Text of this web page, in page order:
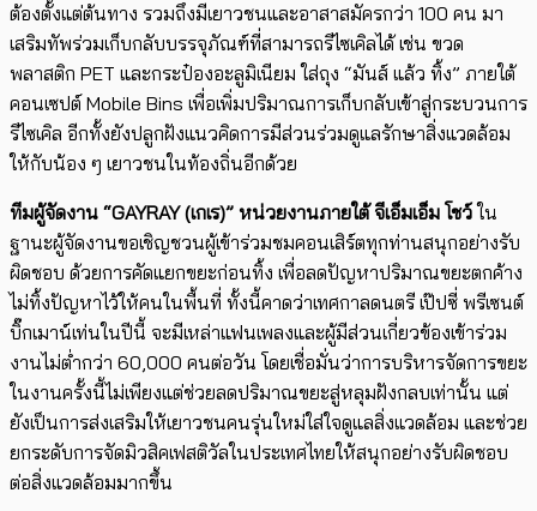
ต้องตั้งแต่ต้นทาง รวมถึงมีเยาวชนและอาสาสมัครกว่า 100 คน มา
เสริมทัพร่วมเก็บกลับบรรจุภัณฑ์ที่สามารถรีไซเคิลได้ เช่น ขวด
พลาสติก PET และกระป๋องอะลูมิเนียม ใส่ถุง “มันส์ แล้ว ทิ้ง” ภายใต้
คอนเซปต์ Mobile Bins เพื่อเพิ่มปริมาณการเก็บกลับเข้าสู่กระบวนการ
รีไซเคิล อีกทั้งยังปลูกฝังแนวคิดการมีส่วนร่วมดูแลรักษาสิ่งแวดล้อม
ให้กับน้อง ๆ เยาวชนในท้องถิ่นอีกด้วย
ทีมผู้จัดงาน “GAYRAY (เกเร)” หน่วยงานภายใต้ จีเอ็มเอ็ม โชว์ใน
ฐานะผู้จัดงานขอเชิญชวนผู้เข้าร่วมชมคอนเสิร์ตทุกท่านสนุกอย่างรับ
ผิดชอบ ด้วยการคัดแยกขยะก่อนทิ้ง เพื่อลดปัญหาปริมาณขยะตกค้าง
ไม่ทิ้งปัญหาไว้ให้คนในพื้นที่ ทั้งนี้คาดว่าเทศกาลดนตรี เป๊ปซี่ พรีเซนต์
บิ๊กเมาน์เท่นในปีนี้ จะมีเหล่าแฟนเพลงและผู้มีส่วนเกี่ยวข้องเข้าร่วม
งานไม่ต่ำกว่า 60,000 คนต่อวัน โดยเชื่อมั่นว่าการบริหารจัดการขยะ
ในงานครั้งนี้ไม่เพียงแต่ช่วยลดปริมาณขยะสู่หลุมฝังกลบเท่านั้น แต่
ยังเป็นการส่งเสริมให้เยาวชนคนรุ่นใหม่ใส่ใจดูแลสิ่งแวดล้อม และช่วย
ยกระดับการจัดมิวสิคเฟสติวัลในประเทศไทยให้สนุกอย่างรับผิดชอบ
ต่อสิ่งแวดล้อมมากขึ้น